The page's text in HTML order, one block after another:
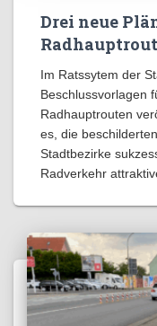
Drei neue
Im Ratssytem der
Beschlussvorlagen
Radhauptrouten
es, die
Stadtbezirke
Radverkehr